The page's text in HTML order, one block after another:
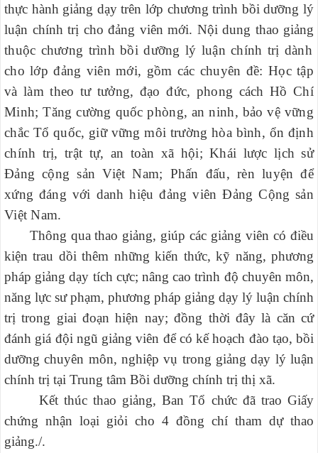
thực hành giảng dạy trên lớp chương trình bồi dưỡng lý
luận chính trị cho đảng viên mới. Nội dung thao giảng
thuộc chương trình bồi dưỡng lý luận chính trị dành
cho lớp đảng viên mới, gồm các chuyên đề: Học tập
và làm theo tư tưởng, đạo đức, phong cách Hồ Chí
Minh; Tăng cường quốc phòng, an ninh, bảo vệ vững
chắc Tổ quốc, giữ vững môi trường hòa bình, ổn định
chính trị, trật tự, an toàn xã hội; Khái lược lịch sử
Đảng cộng sản Việt Nam; Phấn đấu, rèn luyện để
xứng đáng với danh hiệu đảng viên Đảng Cộng sản
Việt Nam.
Thông qua thao giảng, giúp các giảng viên có điều
kiện trau dồi thêm những kiến thức, kỹ năng, phương
pháp giảng dạy tích cực; nâng cao trình độ chuyên môn,
năng lực sư phạm, phương pháp giảng dạy lý luận chính
trị trong giai đoạn hiện nay; đồng thời đây là căn cứ
đánh giá đội ngũ giảng viên để có kế hoạch đào tạo, bồi
dưỡng chuyên môn, nghiệp vụ trong giảng dạy lý luận
chính trị tại Trung tâm Bồi dưỡng chính trị thị xã.
Kết thúc thao giảng, Ban Tổ chức đã trao Giấy
chứng nhận loại giỏi cho 4 đồng chí tham dự thao
giảng./.